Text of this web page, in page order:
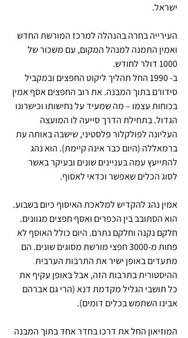
ישראל.
העירייה בחרה בהנהלה למרכז המורשת החדש
ואמין התמנה למנהל המקום, עם משכור של
1000 דולר לחודש.
ב- 1990 החל תהליך ליקוט החפצים ובמקביל
סידורם בתוך המבנה. את רוב החפצים אסף אמין
בכוחות עצמו – מה שמעיד על נחישותו וכישרונו
הגדול. בתחילת הדרך סייעה לו המועצה
העליונה לפולקלור פלסטיני, שישבה באותה עת
ברמאללה (היום כבר אינה קיימת). הוא נהג
להתייעץ עמה בעניינים שונים ובעיקר באשר
לסוג הכלים שאפשר וכדאי לאסוף.
אמין נהג להקדיש למלאכת האיסוף כיום בשבוע.
הוא הסתובב בין הכפרים ואסף חפצים מגוונים.
חלקם נקנה וחלקם נתרם. היום כולל האוסף לא
פחות מ-3000 חפצי מורשת מסוגים שונים. הם
מתעדים באופן ישיר את התרבות הערבית
ההיסטורית בתרבות הזה, אבל באופן עקיף את
כל תושבי הגליל מקדמת דנא (הרי גם אברהם
אבינו השתמש בכלים דומים).
המוזיאון החל את דרכו בחדר אחד בתוך המבנה